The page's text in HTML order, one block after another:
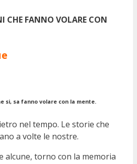
CHE FANNO VOLARE CON
si, sa fanno volare con la mente.
nel tempo. Le storie che
a volte le nostre.
alcune, torno con la memoria